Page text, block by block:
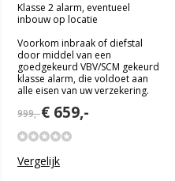
Klasse 2 alarm, eventueel
inbouw op locatie
Voorkom inbraak of diefstal
door middel van een
goedgekeurd VBV/SCM gekeurd
klasse alarm, die voldoet aan
alle eisen van uw verzekering.
999,-€ 659,-
Vergelijk